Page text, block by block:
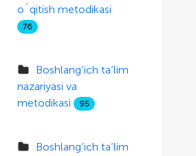
o`qitish metodikasi
76
Boshlang‘ich ta’lim
nazariyasi va
metodikasi
95
Boshlang‘ich ta’lim